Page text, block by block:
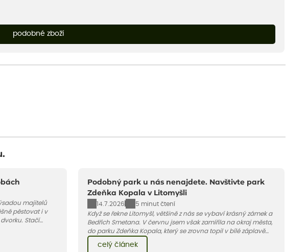
podobné zboží
majitelů
pěstovat i v
Stačí
poradíme, jak na
Podobný park u nás nenajdete. Navštivte park
Zdeňka Kopala v Litomyšli
14.7.2026
5 minut čtení
Když se řekne Litomyšl, většině z nás se vybaví krásný zámek a
Bedřich Smetana. V červnu jsem však zamířila na okraj města,
do parku Zdeňka Kopala, který se zrovna topil v bílé záplavě
kvetoucích kopretin. Fotky řeknou víc než slova, přidávám k
nim pár řádků o tom, jak tento jedinečný kus krajiny vznikl.
celý článek